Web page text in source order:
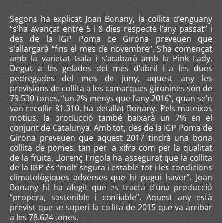
Segons ha explicat Joan Bonany, la collita d’enguany
“s’ha avançat entre 5 i 8 dies respecte l’any passat” i
des de la IGP Poma de Girona preveuen que
s’allargarà “fins el mes de novembre”. S’ha començat
amb la varietat Gala i s’acabarà amb la Pink Lady.
Degut a les gelades del mes d’abril i a les dues
pedregades del mes de juny, aquest any les
previsions de collita a les comarques gironines són de
79.530 tones, “un 2% menys que l’any 2016”, quan se’n
van recollir 81.310, ha detallat Bonany. Pels mateixos
motius, la producció també baixarà un 7% en el
conjunt de Catalunya. Amb tot, des de la IGP Poma de
Girona preveuen que aquest 2017 tindrà una bona
collita de pomes, tan per la xifra com per la qualitat
de la fruita. Llorenç Frigola ha assegurat que la collita
de la IGP és “molt segura i estable tot i les condicions
climatològiques adverses que hi pugui haver”. Joan
Bonany hi ha afegit que es tracta d’una producció
“propera, sostenible i confiable”. Aquest any està
previst que se superi la collita de 2015 que va arribar
a les 78.624 tones.